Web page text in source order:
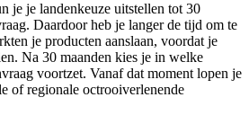
je je landenkeuze uitstellen tot 30
Daardoor heb je langer de tijd om te
je producten aanslaan, voordat je
Na 30 maanden kies je in welke
voortzet. Vanaf dat moment lopen je
of regionale octrooiverlenende